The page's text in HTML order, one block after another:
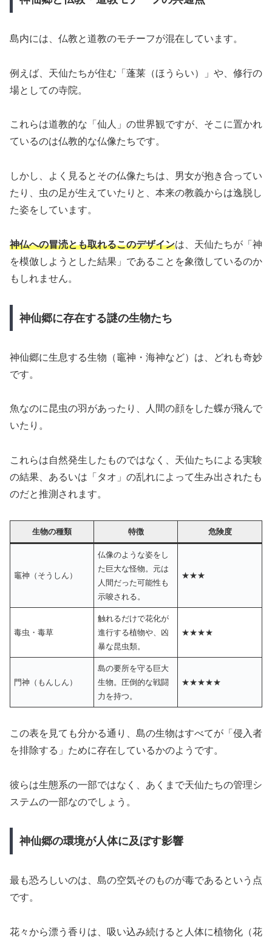
島内には、仏教と道教のモチーフが混在しています。
例えば、天仙たちが住む「蓬莱（ほうらい）」や、修行の
場としての寺院。
これらは道教的な「仙人」の世界観ですが、そこに置かれ
ているのは仏教的な仏像たちです。
しかし、よく見るとその仏像たちは、男女が抱き合ってい
たり、虫の足が生えていたりと、本来の教義からは逸脱し
た姿をしています。
神仏への冒涜とも取れるこのデザインは、天仙たちが「神
を模倣しようとした結果」であることを象徴しているのか
もしれません。
神仙郷に存在する謎の生物たち
神仙郷に生息する生物（竈神・海神など）は、どれも奇妙
です。
魚なのに昆虫の羽があったり、人間の顔をした蝶が飛んで
いたり。
これらは自然発生したものではなく、天仙たちによる実験
の結果、あるいは「タオ」の乱れによって生み出されたも
のだと推測されます。
生物の種類 特徴 危険度
竈神（そうしん）
仏像のような姿をし
た巨大な怪物。元は
人間だった可能性も
示唆される。
★★★
毒虫・毒草
触れるだけで花化が
進行する植物や、凶
暴な昆虫類。
★★★★
門神（もんしん）
島の要所を守る巨大
生物。圧倒的な戦闘
力を持つ。
★★★★★
この表を見ても分かる通り、島の生物はすべてが「侵入者
を排除する」ために存在しているかのようです。
彼らは生態系の一部ではなく、あくまで天仙たちの管理シ
ステムの一部なのでしょう。
神仙郷の環境が人体に及ぼす影響
最も恐ろしいのは、島の空気そのものが毒であるという点
です。
花々から漂う香りは、吸い込み続けると人体に植物化（花